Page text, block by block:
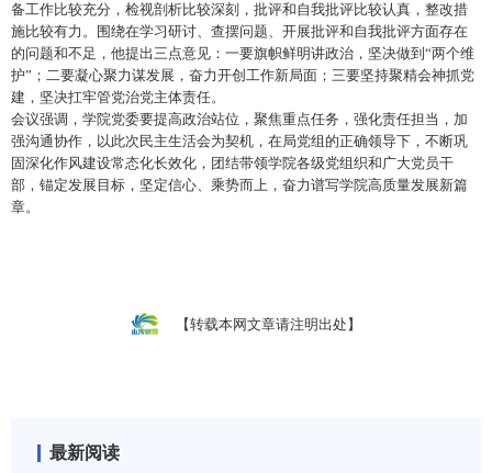
备工作比较充分 ，检视剖析比较深刻，批评和自我批评比较认真，整改措
施比较有力 。
围绕在学习研讨、查摆问题、开展批评和自我批评方面存在
的问题和不足，他提出三点意见 ：一要旗帜鲜明讲政治，坚决做到 “两个维
护”；二要凝心聚力谋发展，奋力开创工作新局面；三要坚持聚精会神抓党
建，坚决扛牢管党治党主体责任。
会议强调，学院党委要提高政治站位，聚焦重点任务，强化责任担当，加
强沟通协作 ， 以此次民主生活会为契机 ，在局党组的正确领导下，不断巩
固深化作风建设常态化长效化，团结带领学院各级党组织和广大党员干
部，锚定发展目标，坚定信心、乘势而上， 奋力谱写学院高质量发展新篇
章。
【转载本网文章请注明出处】
最新阅读